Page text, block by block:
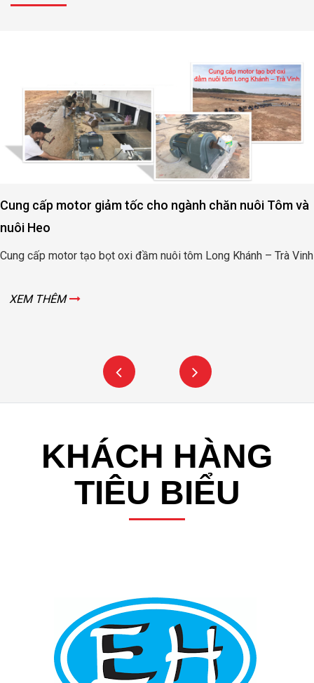
Cung cấp motor giảm tốc cho ngành chăn nuôi Tôm và
nuôi Heo
Cung cấp motor tạo bọt oxi đầm nuôi tôm Long Khánh – Trà Vinh
XEM THÊM
KHÁCH HÀNG
TIÊU BIỂU